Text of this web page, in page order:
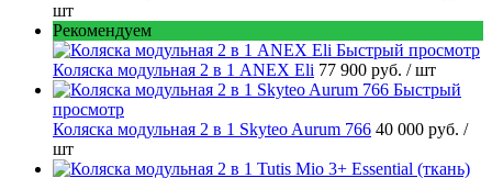
шт
Рекомендуем
Быстрый просмотр
Коляска модульная 2 в 1 ANEX Eli 77 900 руб. / шт
Быстрый
просмотр
Коляска модульная 2 в 1 Skyteo Aurum 766 40 000 руб. /
шт